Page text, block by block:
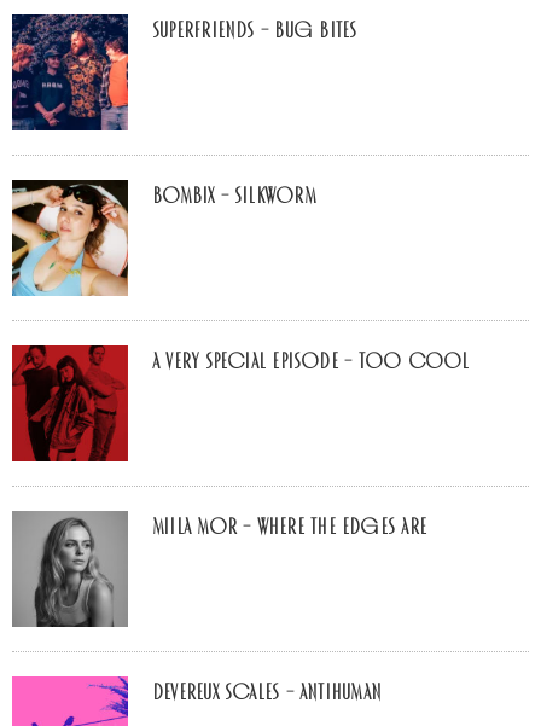
Superfriends – Bug Bites
Bombix – Silkworm
A Very Special Episode – Too Cool
Miila Mor – Where The Edges Are
Devereux Scales – Antihuman